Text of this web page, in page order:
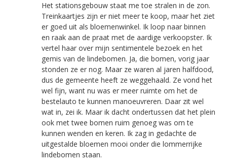
Het stationsgebouw staat me toe stralen in de zon.
Treinkaartjes zijn er niet meer te koop, maar het ziet
er goed uit als bloemenwinkel. Ik loop naar binnen
en raak aan de praat met de aardige verkoopster. Ik
vertel haar over mijn sentimentele bezoek en het
gemis van de lindebomen. Ja, die bomen, vorig jaar
stonden ze er nog. Maar ze waren al jaren halfdood,
dus de gemeente heeft ze weggehaald. Ze vond het
wel fijn, want nu was er meer ruimte om het de
bestelauto te kunnen manoeuvreren. Daar zit wel
wat in, zei ik. Maar ik dacht ondertussen dat het plein
ook met twee bomen ruim genoeg was om te
kunnen wenden en keren. Ik zag in gedachte de
uitgestalde bloemen mooi onder die lommerrijke
lindebomen staan.